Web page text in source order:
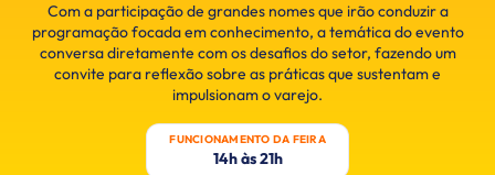
Com a participação de grandes nomes que irão conduzir a
programação focada em conhecimento, a temática do evento
conversa diretamente com os desafios do setor, fazendo um
convite para reflexão sobre as práticas que sustentam e
impulsionam o varejo.
FUNCIONAMENTO DA FEIRA
14h às 21h